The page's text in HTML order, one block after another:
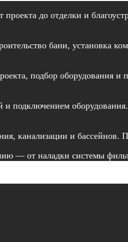
до отделки и
бани, установка
подбор оборудования
подключением
канализации и
— от наладки системы